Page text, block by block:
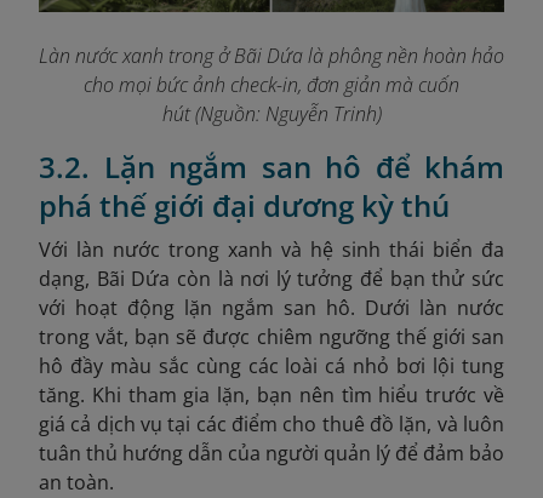
Làn nước xanh trong ở Bãi Dứa là phông nền hoàn hảo
cho mọi bức ảnh check-in, đơn giản mà cuốn
hút(Nguồn: Nguyễn Trinh)
3.2. Lặn ngắm san hô để khám
phá thế giới đại dương kỳ thú
Với làn nước trong xanh và hệ sinh thái biển đa
dạng, Bãi Dứa còn là nơi lý tưởng để bạn thử sức
với hoạt động lặn ngắm san hô. Dưới làn nước
trong vắt, bạn sẽ được chiêm ngưỡng thế giới san
hô đầy màu sắc cùng các loài cá nhỏ bơi lội tung
tăng. Khi tham gia lặn, bạn nên tìm hiểu trước về
giá cả dịch vụ tại các điểm cho thuê đồ lặn, và luôn
tuân thủ hướng dẫn của người quản lý để đảm bảo
an toàn.